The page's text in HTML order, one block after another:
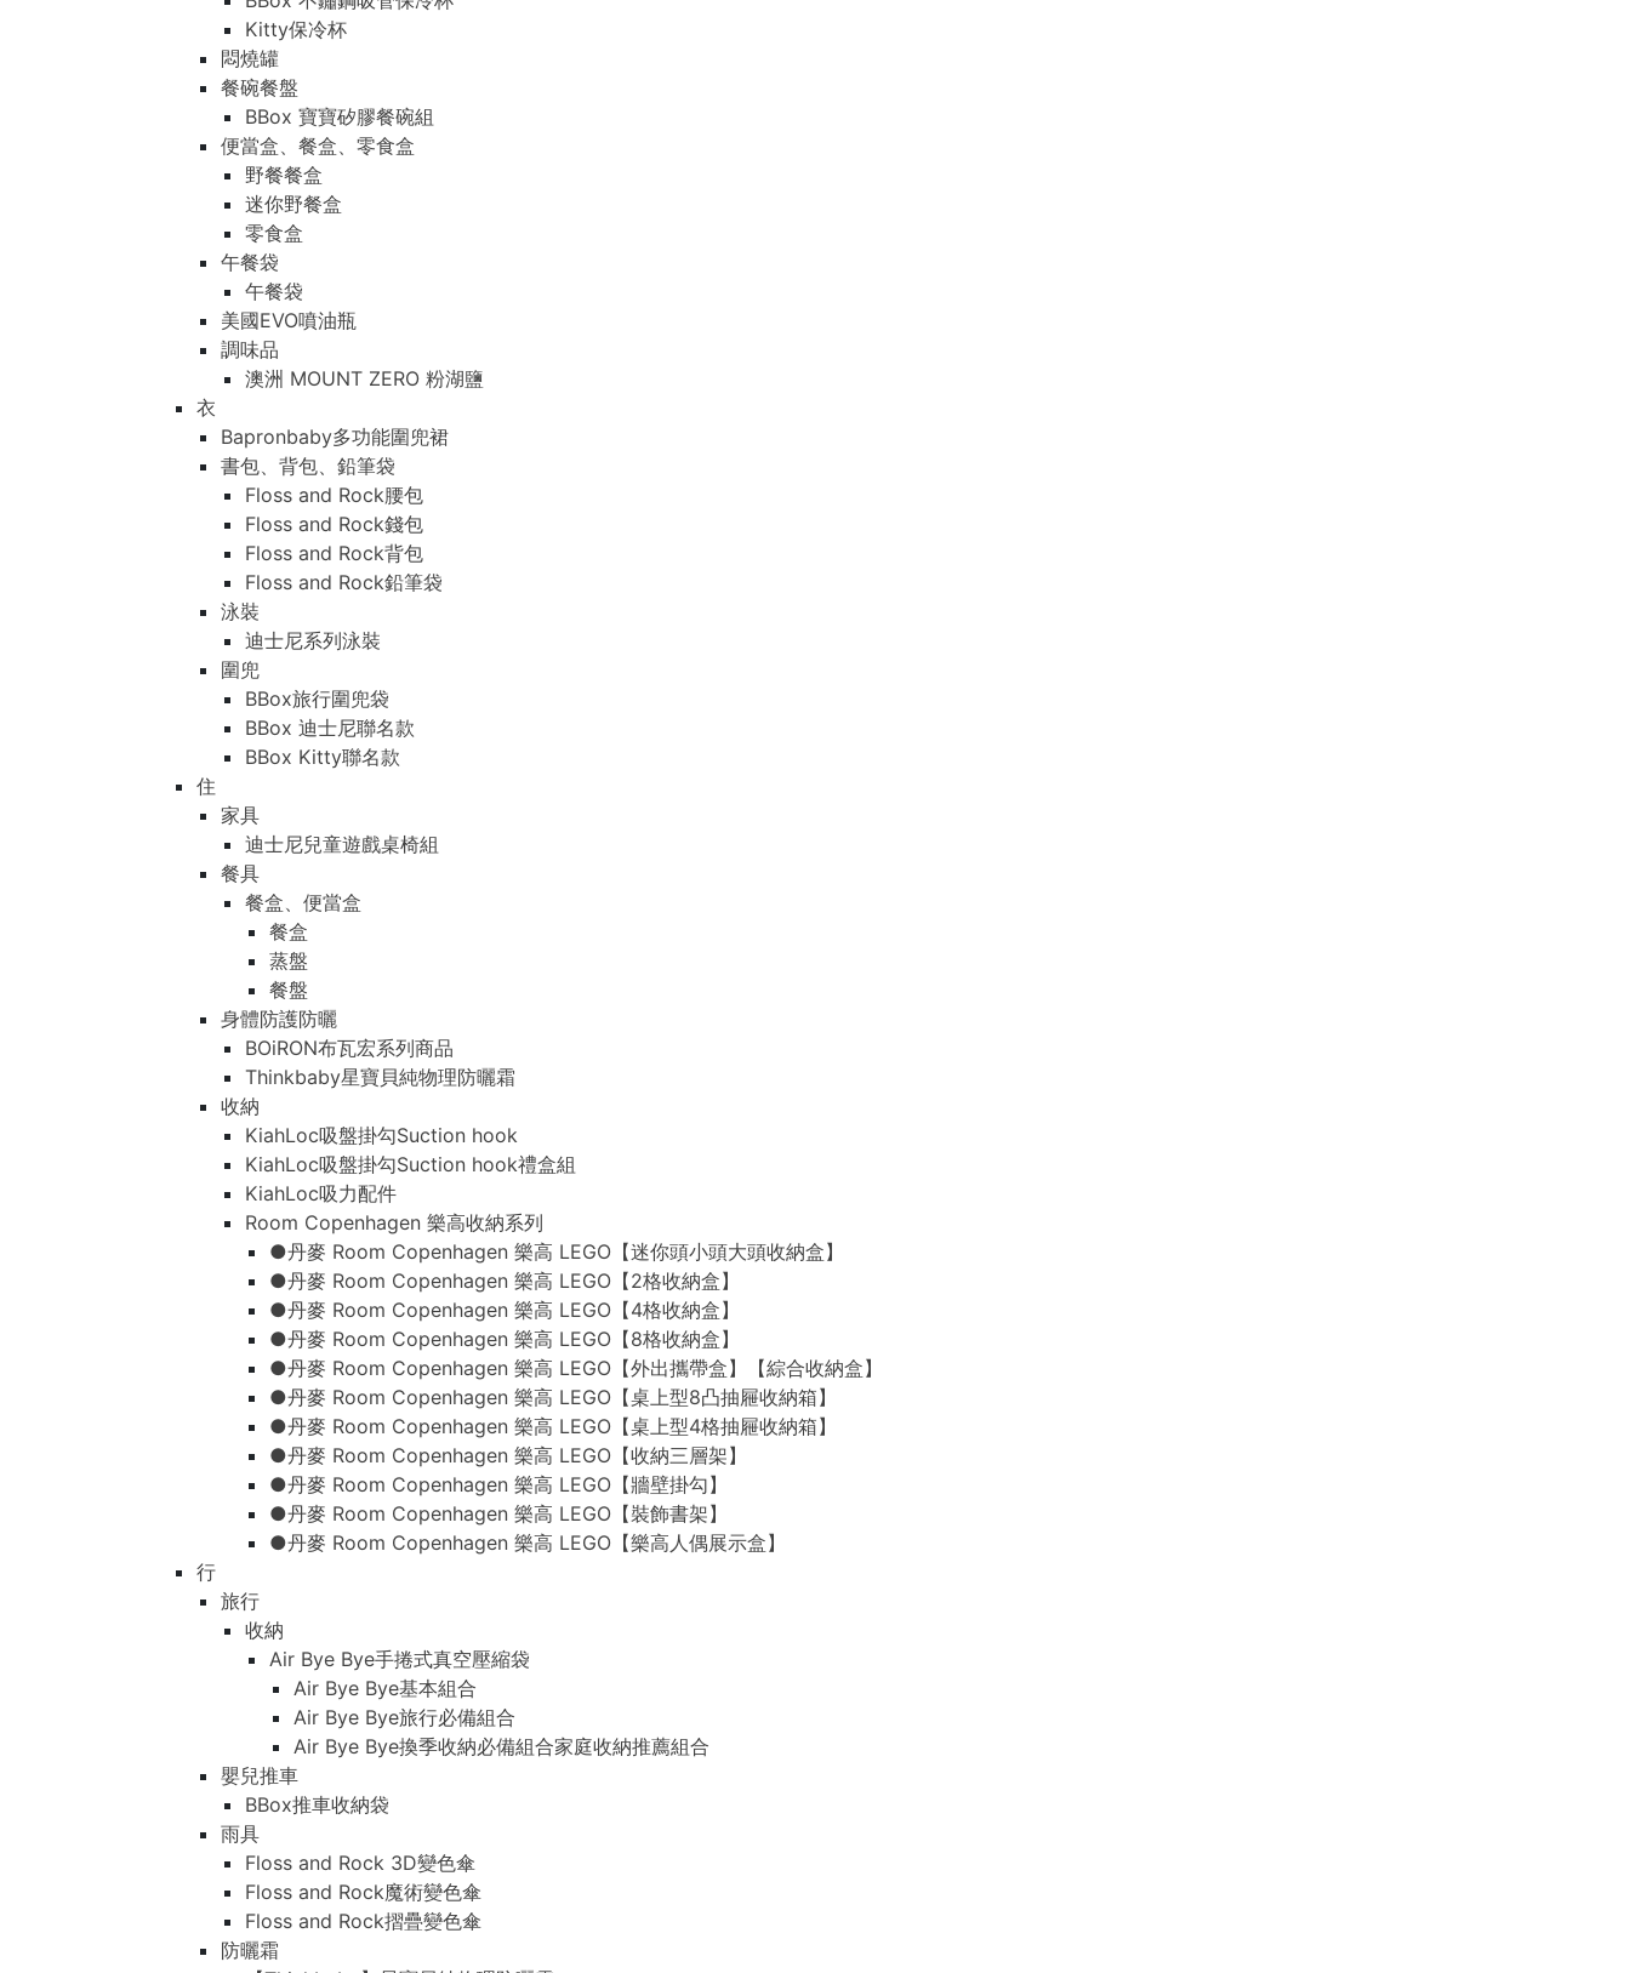
Kitty保冷杯
悶燒罐
餐碗餐盤
BBox 寶寶矽膠餐碗組
便當盒、餐盒、零食盒
野餐餐盒
迷你野餐盒
零食盒
午餐袋
午餐袋
美國EVO噴油瓶
調味品
澳洲 MOUNT ZERO 粉湖鹽
衣
Bapronbaby多功能圍兜裙
書包、背包、鉛筆袋
Floss and Rock腰包
Floss and Rock錢包
Floss and Rock背包
Floss and Rock鉛筆袋
泳裝
迪士尼系列泳裝
圍兜
BBox旅行圍兜袋
BBox 迪士尼聯名款
BBox Kitty聯名款
住
家具
迪士尼兒童遊戲桌椅組
餐具
餐盒、便當盒
餐盒
蒸盤
餐盤
身體防護防曬
BOiRON布瓦宏系列商品
Thinkbaby星寶貝純物理防曬霜
收納
KiahLoc吸盤掛勾Suction hook
KiahLoc吸盤掛勾Suction hook禮盒組
KiahLoc吸力配件
Room Copenhagen 樂高收納系列
●丹麥 Room Copenhagen 樂高 LEGO【迷你頭小頭大頭收納盒】
●丹麥 Room Copenhagen 樂高 LEGO【2格收納盒】
●丹麥 Room Copenhagen 樂高 LEGO【4格收納盒】
●丹麥 Room Copenhagen 樂高 LEGO【8格收納盒】
●丹麥 Room Copenhagen 樂高 LEGO【外出攜帶盒】【綜合收納盒】
●丹麥 Room Copenhagen 樂高 LEGO【桌上型8凸抽屜收納箱】
●丹麥 Room Copenhagen 樂高 LEGO【桌上型4格抽屜收納箱】
●丹麥 Room Copenhagen 樂高 LEGO【收納三層架】
●丹麥 Room Copenhagen 樂高 LEGO【牆壁掛勾】
●丹麥 Room Copenhagen 樂高 LEGO【裝飾書架】
●丹麥 Room Copenhagen 樂高 LEGO【樂高人偶展示盒】
行
旅行
收納
Air Bye Bye手捲式真空壓縮袋
Air Bye Bye基本組合
Air Bye Bye旅行必備組合
Air Bye Bye換季收納必備組合家庭收納推薦組合
嬰兒推車
BBox推車收納袋
雨具
Floss and Rock 3D變色傘
Floss and Rock魔術變色傘
Floss and Rock摺疊變色傘
防曬霜